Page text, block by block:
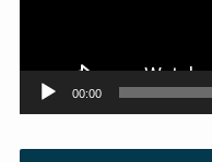
00:00